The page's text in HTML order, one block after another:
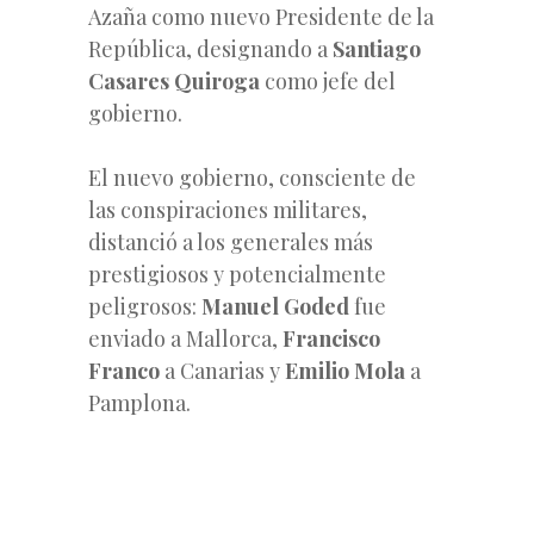
Azaña como nuevo Presidente de la
República, designando a Santiago
Casares Quiroga como jefe del
gobierno.
El nuevo gobierno, consciente de
las conspiraciones militares,
distanció a los generales más
prestigiosos y potencialmente
peligrosos: Manuel Godedfue
enviado a Mallorca, Francisco
Franco a Canarias yEmilio Mola a
Pamplona.